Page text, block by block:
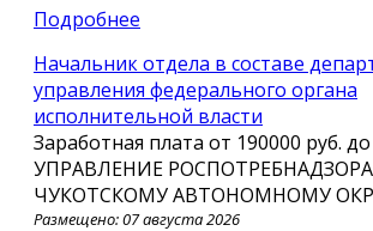
Подробнее
Начальник отдела в составе департамента,
управления федерального органа
исполнительной власти
Заработная плата от 190000 руб. до
УПРАВЛЕНИЕ
ЧУКОТСКОМУ АВТОНОМНОМУ
Размещено: 07 августа 2026